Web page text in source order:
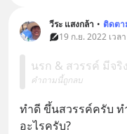
วีระ แสงกล้า • ติดตา
19 ก.ย. 2022 เวล
นรก & สวรรค์ มีจริ
คำถามนี้ถูกลบ
ทำดี ขึ้นสวรรค์ครับ
อะไรครับ?